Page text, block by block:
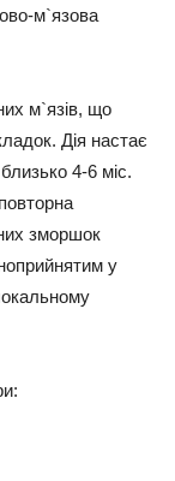
м`язова
м`язів, що
Дія настає
4-6 міс.
зморшок
у